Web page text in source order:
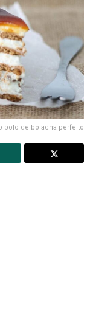
bolo de bolacha perfeito